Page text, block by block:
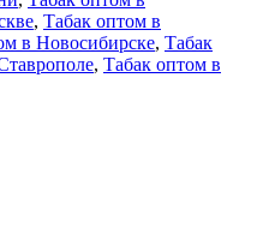
, Табак оптом в
в Новосибирске, Табак
, Табак оптом в